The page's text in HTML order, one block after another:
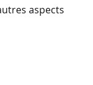
aspects